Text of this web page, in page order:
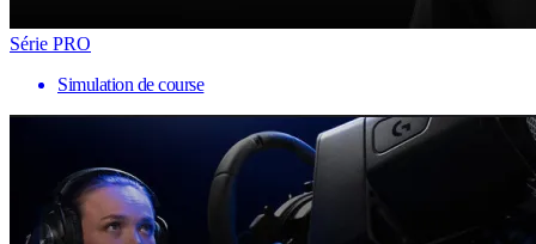
Série PRO
Simulation de course